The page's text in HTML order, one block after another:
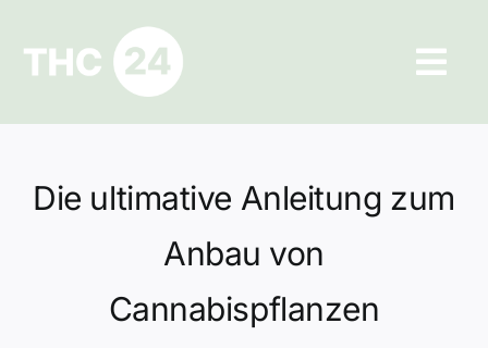
springen
Ratgeber
Hilfe und Kontakt
Die ultimative Anleitung zum
Anbau von
Cannabispflanzen